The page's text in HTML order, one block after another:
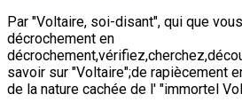
Par "Voltaire, soi-disant", qui que
décrochement en
savoir sur "Voltaire";de rapiècement
de la nature cachée de l' "immortel